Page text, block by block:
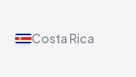
Costa Rica